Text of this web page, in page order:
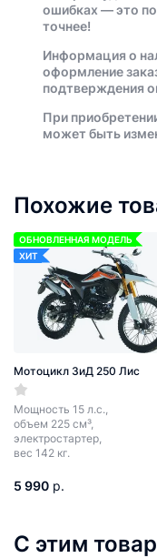
ошибках — это
точнее!
Информация о
оформление
подтверждения
При
может быть
Похожие
ОБНОВЛЕННАЯ МОДЕЛЬ
ХИТ
Мотоцикл ЗиД 250 Лис
Мощность 15 л.с.,
объем 225 см³,
электростартер,
вес 142 кг.
5 990 р.
С этим